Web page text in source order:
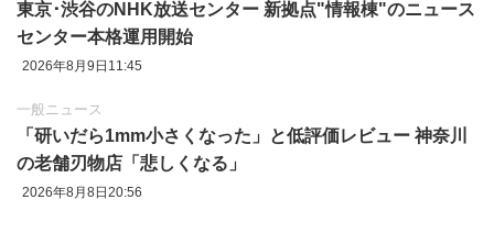
東京‪･‬渋谷のNHK放送センター 新拠点"情報棟"のニュース
センター本格運用開始
2026年8月9日11:45
一般ニュース
「研いだら1mm小さくなった」と低評価レビュー 神奈川
の老舗刃物店「悲しくなる」
2026年8月8日20:56